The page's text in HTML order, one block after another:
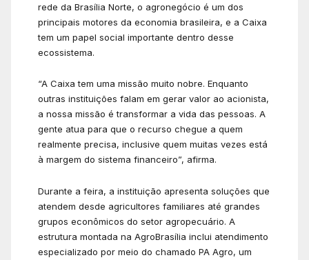
rede da Brasília Norte, o agronegócio é um dos
principais motores da economia brasileira, e a Caixa
tem um papel social importante dentro desse
ecossistema.
“A Caixa tem uma missão muito nobre. Enquanto
outras instituições falam em gerar valor ao acionista,
a nossa missão é transformar a vida das pessoas. A
gente atua para que o recurso chegue a quem
realmente precisa, inclusive quem muitas vezes está
à margem do sistema financeiro”, afirma.
Durante a feira, a instituição apresenta soluções que
atendem desde agricultores familiares até grandes
grupos econômicos do setor agropecuário. A
estrutura montada na AgroBrasília inclui atendimento
especializado por meio do chamado PA Agro, um